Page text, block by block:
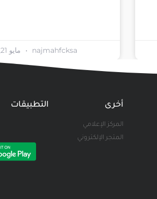
najmahfcksa مايو 21, 2026
أخرى
المركز الإعلامي
المتجر الإلكتروني
التطبيقات